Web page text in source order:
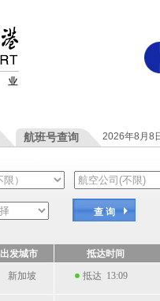
航班号查询 2026年8月8
查 询
出发城市
抵达时间
新加坡 抵达 13:09